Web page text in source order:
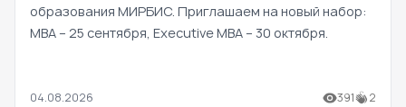
образования МИРБИС. Приглашаем на новый набор:
MBA – 25 сентября, Executive MBA – 30 октября.
04.08.2026 391 2